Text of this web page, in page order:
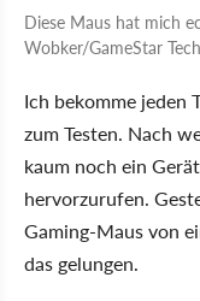
Diese Maus hat mich
Wobker/GameStar
Ich bekomme jeden
zum Testen. Nach
kaum noch ein
hervorzurufen.
Gaming-Maus von
das gelungen.